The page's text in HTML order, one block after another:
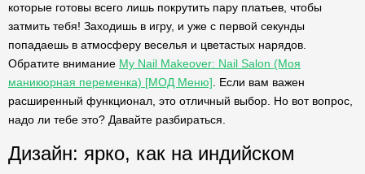
которые готовы всего лишь покрутить пару платьев, чтобы
затмить тебя! Заходишь в игру, и уже с первой секунды
попадаешь в атмосферу веселья и цветастых нарядов.
Обратите внимание My Nail Makeover: Nail Salon (Моя
маникюрная переменка) [МОД Меню] . Если вам важен
расширенный функционал, это отличный выбор. Но вот вопрос,
надо ли тебе это? Давайте разбираться.
Дизайн: ярко, как на индийском